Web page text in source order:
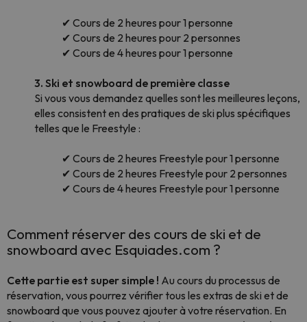
✔ Cours de 2 heures pour 1 personne
✔ Cours de 2 heures pour 2 personnes
✔ Cours de 4 heures pour 1 personne
3. Ski et snowboard de première classe
Si vous vous demandez quelles sont les meilleures leçons,
elles consistent en des pratiques de ski plus spécifiques
telles que le Freestyle :
✔ Cours de 2 heures Freestyle pour 1 personne
✔ Cours de 2 heures Freestyle pour 2 personnes
✔ Cours de 4 heures Freestyle pour 1 personne
Comment réserver des cours de ski et de
snowboard avec Esquiades.com ?
Cette partie est super simple ! Au cours du processus de
réservation, vous pourrez vérifier tous les extras de ski et de
snowboard que vous pouvez ajouter à votre réservation. En